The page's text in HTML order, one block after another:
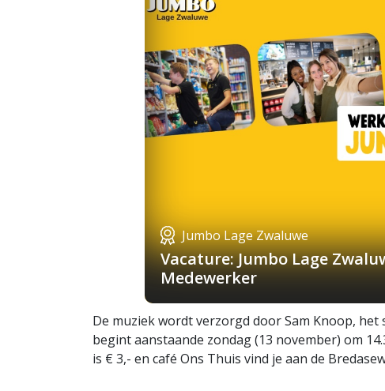
Jumbo Lage Zwaluwe
Vacature: Jumbo Lage
Medewerker
De muziek wordt verzorgd door Sam Knoop,
begint aanstaande zondag (13 november) om
is € 3,- en café Ons Thuis vind je aan de